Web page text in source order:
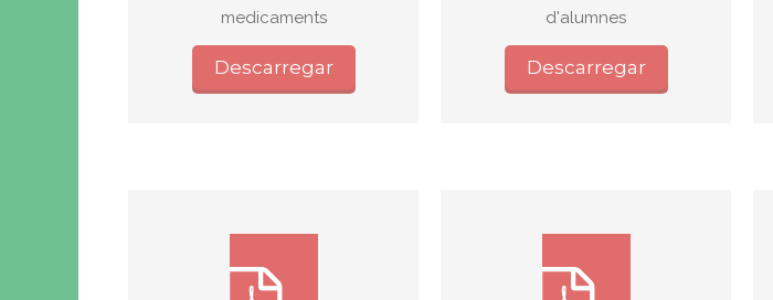
medicaments
Descarregar
d'alumnes
Descarregar